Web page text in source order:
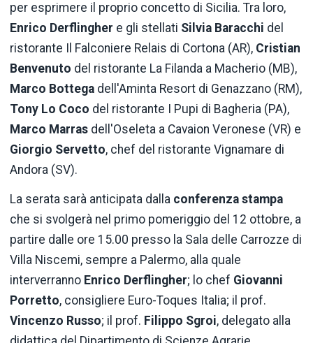
per esprimere il proprio concetto di Sicilia. Tra loro,
Enrico Derflingher e gli stellati Silvia Baracchi del
ristorante Il Falconiere Relais di Cortona (AR), Cristian
Benvenuto del ristorante La Filanda a Macherio (MB),
Marco Bottega dell'Aminta Resort di Genazzano (RM),
Tony Lo Coco del ristorante I Pupi di Bagheria (PA),
Marco Marras dell'Oseleta a Cavaion Veronese (VR) e
Giorgio Servetto, chef del ristorante Vignamare di
Andora (SV).
La serata sarà anticipata dalla conferenza stampa
che si svolgerà nel primo pomeriggio del 12 ottobre, a
partire dalle ore 15.00 presso la Sala delle Carrozze di
Villa Niscemi, sempre a Palermo, alla quale
interverranno Enrico Derflingher; lo chef Giovanni
Porretto, consigliere Euro-Toques Italia; il prof.
Vincenzo Russo; il prof. Filippo Sgroi, delegato alla